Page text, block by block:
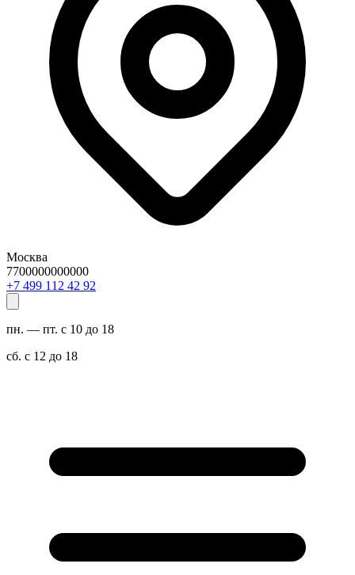
Москва
7700000000000
29 24 211 994 7+
пн. — пт. с 10 до 18
сб. с 12 до 18